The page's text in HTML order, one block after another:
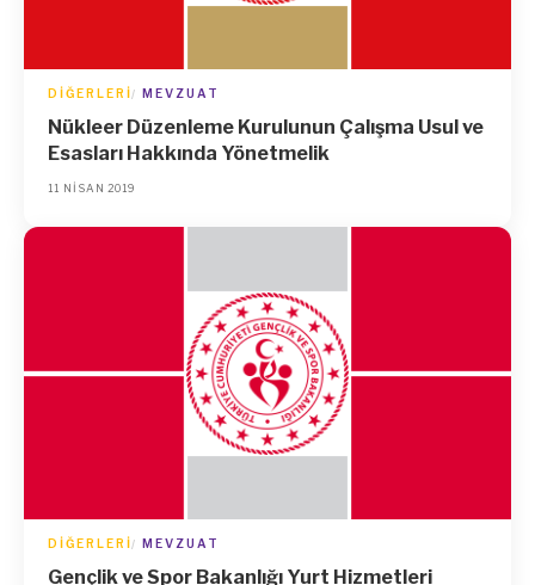
DIĞERLERI MEVZUAT
Nükleer Düzenleme Kurulunun Çalışma Usul ve
Esasları Hakkında Yönetmelik
11 NISAN 2019
DIĞERLERI MEVZUAT
Gençlik ve Spor Bakanlığı Yurt Hizmetleri